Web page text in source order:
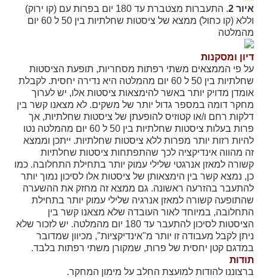
איור 2
. התעברות מצטברת עד 180 יום בפרות עם (קו ירוק)
וללא (קו כחול) ממצא של ציסטות שחלתיות בין 50 ל 60 יום
מהמלטה
דיון ומסקנות
על פי הממצאים משתי רפתות מסחריות, תופעת הציסטות
שחלתיות בין 50 ל 60 יום מהמלטה היא נדירה יחסית. לקבלת
אומדן מדויק יותר באשר להימצאות ציסטות אלו, יש לערוך
מחקר דומה במספר גדול יותר של משקים. לא מצאנו קשר בין
דלקות רחם ו/או קטוזיס להופעתן של ציסטות שחלתיות, אך
פרות בעלות ציסטות שחלתיות בין 50 ל 60 יום מהמלטה נטו
להיות רזות יותר מפרות ללא ציסטות שחלתיות. ייתכן וממצא
זה מהווה אינדיקציה לכך שהתפתחות ציסטות שחלתיות
קשורה למאזן אנרגטי שלילי עמוק יותר בתחילת התחלובה. כמו
כן, נמצא קשר בין הימצאותן של ציסטות אלו לסיכון נמוך יותר
להתעבר בהזרעה ראשונה. גם ממצא זה מחזק את ההשערה
שהתופעה קשורה למאזן אנרגיה שלילי עמוק יותר בתחילת
התחלובה, במיוחד לאור העובדה שלא מצאנו קשר בין
הציסטות לסיכון להתעבר עד 180 יום מהמלטה. יש לזכור שלא
ניתן לקבל מעבודה זו יותר מ"אינדיקציות", מכיוון שמדובר
במדגם קטן יחסית של פרות, שמקורן משתי רפתות בלבד.
תודות
ברצוננו להודות למועצת החלב על מימון המחקר.